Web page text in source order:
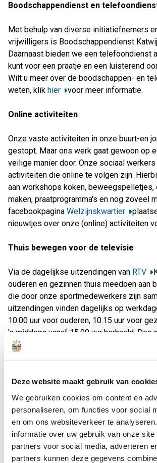
Deze website maakt gebruik van
We gebruiken cookies om content en
personaliseren, om functies voor social
en om ons websiteverkeer te
informatie over uw gebruik van onze site
partners voor social media, adverteren
partners kunnen deze gegevens
Boodschappendienst en
Met behulp van diverse initiatiefnemers
vrijwilligers is Boodschappendienst
Daarnaast bieden we een telefoondienst
kunt voor een praatje en een luisterend
Wilt u meer over de boodschappen- en
weten, klik hier voor meer informatie.
Online activiteiten
Onze vaste activiteiten in onze buurt-en
gestopt. Maar ons werk gaat gewoon op
veilige manier door. Onze sociaal
activiteiten die online te volgen zijn.
aan workshops koken, beweegspelletjes,
maken, praatprogramma's en nog zoveel
facebookpagina Welzijnskwartier
nieuwtjes over onze (online) activiteiten
Thuis bewegen voor de televisie
Via de dagelijkse uitzendingen van RTV
ouderen en gezinnen thuis meedoen aan
die door onze sportmedewerkers zijn
uitzendingen vinden dagelijks op
10.00 uur voor ouderen, 10.15 uur voor
's middags vanaf 15.00 uur herhaald. Doe
ingang van 29 april 2020 in de Duin-en
samen mogen sporten en bewegen,
een mooi programma boordevol
de jeugd gemaakt. Deze activiteiten
diverse pleintjes en veldjes in de
begeleidende come4sportmedewerkers
hierbij aan de RIVM richtlijnen. Inschrijven